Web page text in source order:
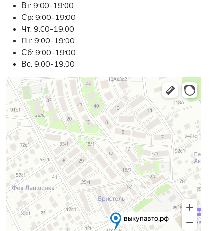
Вт: 9:00-19:00
Ср: 9:00-19:00
Чт: 9:00-19:00
Пт: 9:00-19:00
Сб: 9:00-19:00
Вс: 9:00-19:00